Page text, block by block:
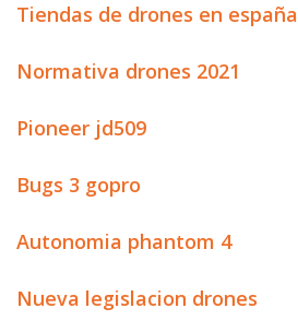
Tiendas de drones en españa
Normativa drones 2021
Pioneer jd509
Bugs 3 gopro
Autonomia phantom 4
Nueva legislacion drones